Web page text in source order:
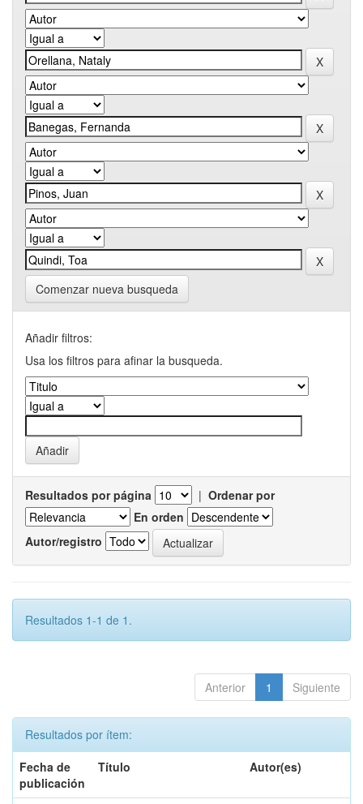
Comenzar nueva busqueda
Añadir filtros:
Usa los filtros para afinar la busqueda.
Resultados por página | Ordenar por
En orden
Autor/registro
Resultados 1-1 de 1.
Anterior 1 Siguiente
Resultados por ítem:
Fecha de
publicación
Título Autor(es)